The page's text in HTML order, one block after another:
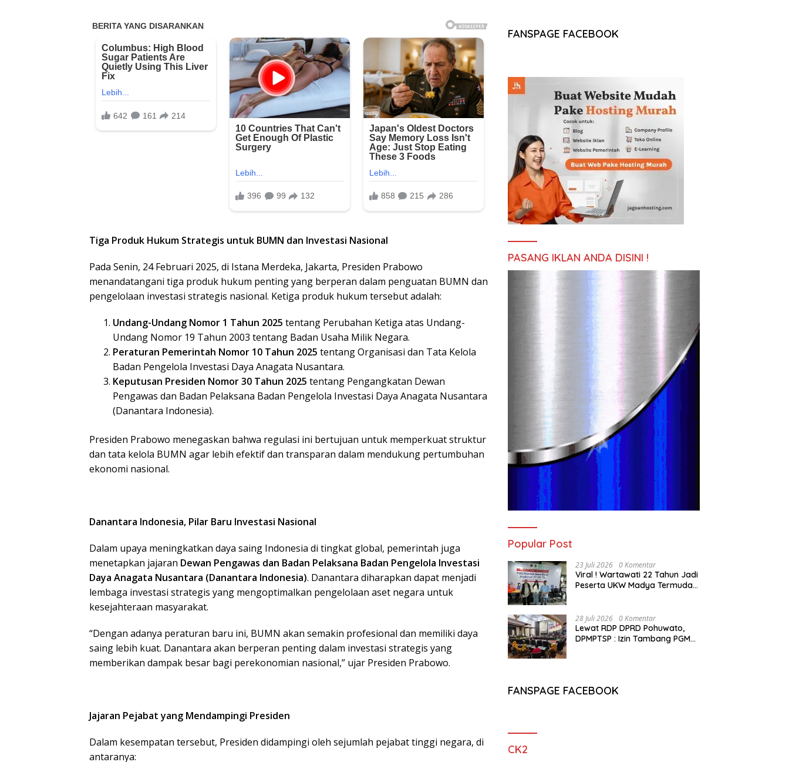
Tiga Produk Hukum Strategis untuk BUMN dan Investasi Nasional
Pada Senin, 24 Februari 2025, di Istana Merdeka, Jakarta, Presiden Prabowo
menandatangani tiga produk hukum penting yang berperan dalam penguatan BUMN dan
pengelolaan investasi strategis nasional. Ketiga produk hukum tersebut adalah:
Undang-Undang Nomor 1 Tahun 2025 tentang Perubahan Ketiga atas Undang-
Undang Nomor 19 Tahun 2003 tentang Badan Usaha Milik Negara.
Peraturan Pemerintah Nomor 10 Tahun 2025 tentang Organisasi dan Tata Kelola
Badan Pengelola Investasi Daya Anagata Nusantara.
Keputusan Presiden Nomor 30 Tahun 2025 tentang Pengangkatan Dewan
Pengawas dan Badan Pelaksana Badan Pengelola Investasi Daya Anagata Nusantara
(Danantara Indonesia).
Presiden Prabowo menegaskan bahwa regulasi ini bertujuan untuk memperkuat struktur
dan tata kelola BUMN agar lebih efektif dan transparan dalam mendukung pertumbuhan
ekonomi nasional.
Danantara Indonesia, Pilar Baru Investasi Nasional
Dalam upaya meningkatkan daya saing Indonesia di tingkat global, pemerintah juga
menetapkan jajaran Dewan Pengawas dan Badan Pelaksana Badan Pengelola Investasi
Daya Anagata Nusantara (Danantara Indonesia). Danantara diharapkan dapat menjadi
lembaga investasi strategis yang mengoptimalkan pengelolaan aset negara untuk
kesejahteraan masyarakat.
“Dengan adanya peraturan baru ini, BUMN akan semakin profesional dan memiliki daya
saing lebih kuat. Danantara akan berperan penting dalam investasi strategis yang
memberikan dampak besar bagi perekonomian nasional,” ujar Presiden Prabowo.
Jajaran Pejabat yang Mendampingi Presiden
Dalam kesempatan tersebut, Presiden didampingi oleh sejumlah pejabat tinggi negara, di
antaranya:
FANSPAGE FACEBOOK
PASANG IKLAN ANDA DISINI !
Popular Post
23 Juli 2026 0 Komentar
Viral ! Wartawati 22 Tahun Jadi
Peserta UKW Madya Termuda
28 Juli 2026 0 Komentar
Lewat RDP DPRD Pohuwato,
DPMPTSP : Izin Tambang PGM
FANSPAGE FACEBOOK
CK2